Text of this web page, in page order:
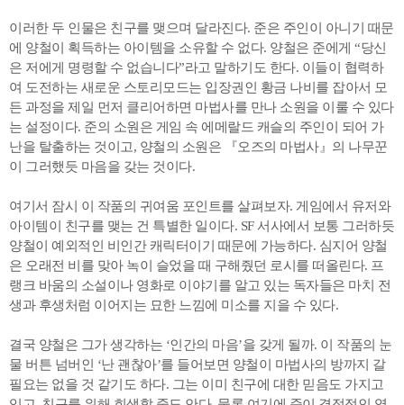
이러한 두 인물은 친구를 맺으며 달라진다. 준은 주인이 아니기 때문
에 양철이 획득하는 아이템을 소유할 수 없다. 양철은 준에게 “당신
은 저에게 명령할 수 없습니다”라고 말하기도 한다. 이들이 협력하
여 도전하는 새로운 스토리모드는 입장권인 황금 나비를 잡아서 모
든 과정을 제일 먼저 클리어하면 마법사를 만나 소원을 이룰 수 있다
는 설정이다. 준의 소원은 게임 속 에메랄드 캐슬의 주인이 되어 가
난을 탈출하는 것이고, 양철의 소원은 『오즈의 마법사』의 나무꾼
이 그러했듯 마음을 갖는 것이다.
여기서 잠시 이 작품의 귀여움 포인트를 살펴보자. 게임에서 유저와
아이템이 친구를 맺는 건 특별한 일이다. SF 서사에서 보통 그러하듯
양철이 예외적인 비인간 캐릭터이기 때문에 가능하다. 심지어 양철
은 오래전 비를 맞아 녹이 슬었을 때 구해줬던 로시를 떠올린다. 프
랭크 바움의 소설이나 영화로 이야기를 알고 있는 독자들은 마치 전
생과 후생처럼 이어지는 묘한 느낌에 미소를 지을 수 있다.
결국 양철은 그가 생각하는 ‘인간의 마음’을 갖게 될까. 이 작품의 눈
물 버튼 넘버인 ‘난 괜찮아’를 들어보면 양철이 마법사의 방까지 갈
필요는 없을 것 같기도 하다. 그는 이미 친구에 대한 믿음도 가지고